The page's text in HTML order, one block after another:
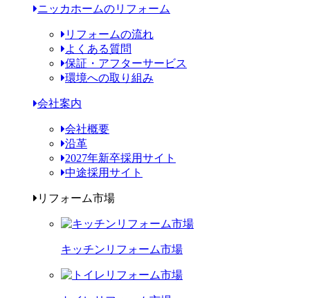
ニッカホームのリフォーム
リフォームの流れ
よくある質問
保証・アフターサービス
環境への取り組み
会社案内
会社概要
沿革
2027年新卒採用サイト
中途採用サイト
リフォーム市場
キッチンリフォーム市場